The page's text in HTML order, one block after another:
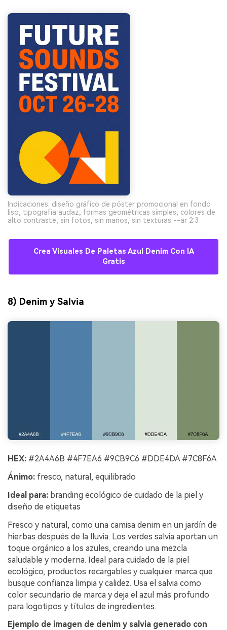
Indicaciones: diseño gráfico de póster promocional en fondo
liso, tipografía audaz, formas geométricas simples, colores de
alto contraste, sin fotos, sin manos, sin texturas --ar 2:3
Crea Visuales De Paletas Azul Denim Con IA
Gratis
8) Denim y Salvia
HEX: #2A4A6B #4F7EA6 #9CB9C6 #DDE4DA #7C8F6A
Ánimo: fresco, natural, equilibrado
Ideal para: branding ecológico de cuidado de la piel y
diseño de etiquetas
Fresco y natural, como una camisa denim en un jardín de
hierbas después de la lluvia. Los verdes salvia aportan un
toque orgánico a los azules, creando una mezcla
saludable y moderna. Ideal para cuidado de la piel
ecológico, productos recargables y cualquier marca que
busque confianza limpia y calidez. Usa el salvia como
color secundario de marca y deja el azul más profundo
para logotipos y títulos de ingredientes.
Ejemplo de imagen de denim y salvia generado con